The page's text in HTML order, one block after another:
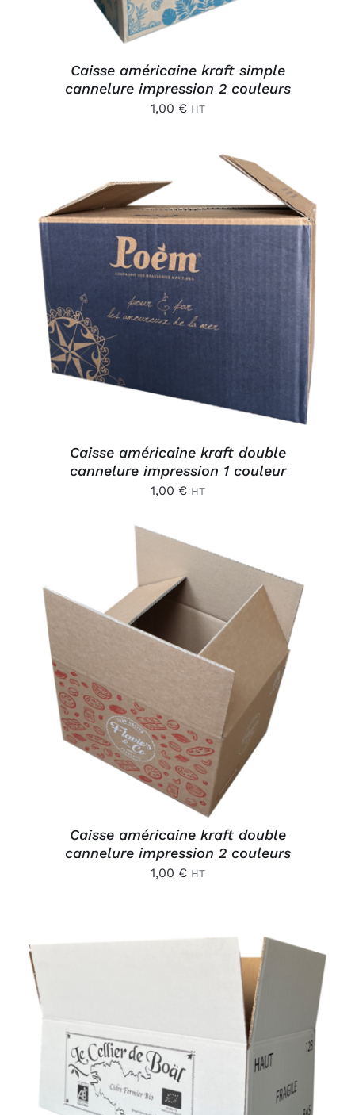
Caisse américaine kraft simple
cannelure impression 2 couleurs
1,00 € HT
AJOUTER AU PANIER
DÉTAILS
Caisse américaine kraft double
cannelure impression 1 couleur
1,00 € HT
AJOUTER AU PANIER
DÉTAILS
Caisse américaine kraft double
cannelure impression 2 couleurs
1,00 € HT
AJOUTER AU PANIER
DÉTAILS